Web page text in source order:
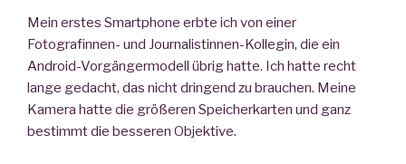
Mein erstes Smartphone erbte ich von einer
Fotografinnen- und Journalistinnen-Kollegin, die ein
Android-Vorgängermodell übrig hatte. Ich hatte recht
lange gedacht, das nicht dringend zu brauchen. Meine
Kamera hatte die größeren Speicherkarten und ganz
bestimmt die besseren Objektive.